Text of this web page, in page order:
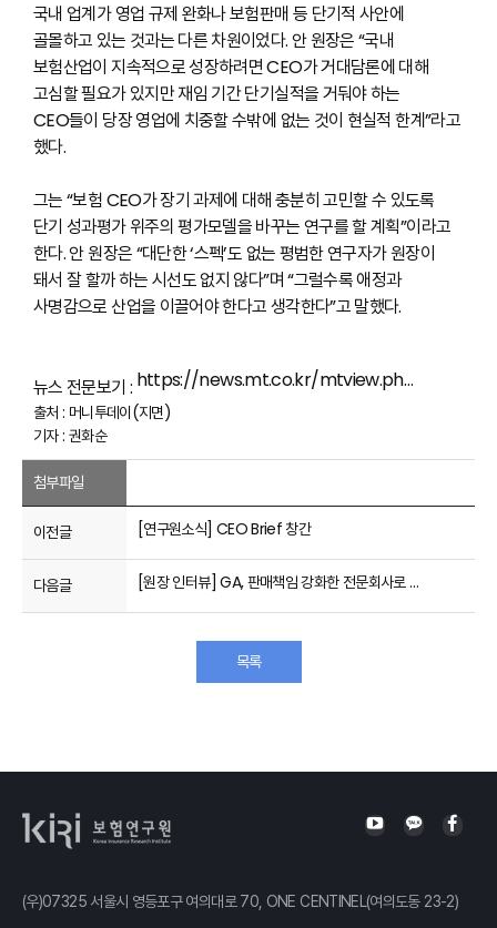
국내 업계가 영업 규제 완화나 보험판매 등 단기적 사안에
골몰하고 있는 것과는 다른 차원이었다. 안 원장은 “국내
보험산업이 지속적으로 성장하려면 CEO가 거대담론에 대해
고심할 필요가 있지만 재임 기간 단기실적을 거둬야 하는
CEO들이 당장 영업에 치중할 수밖에 없는 것이 현실적 한계”라고
했다.
그는 “보험 CEO가 장기 과제에 대해 충분히 고민할 수 있도록
단기 성과평가 위주의 평가모델을 바꾸는 연구를 할 계획”이라고
한다. 안 원장은 “대단한 ‘스펙’도 없는 평범한 연구자가 원장이
돼서 잘 할까 하는 시선도 없지 않다”며 “그럴수록 애정과
사명감으로 산업을 이끌어야 한다고 생각한다”고 말했다.
뉴스 전문보기 : https://news.mt.co.kr/mtview.php?no=2019062514341516651
출처 : 머니투데이(지면)
기자 : 권화순
첨부파일
이전글 [연구원소식] CEO Brief 창간
다음글 [원장 인터뷰] GA, 판매책임 강화한 전문회사로 거듭나야(매일경제)
목록
(우)07325 서울시 영등포구 여의대로 70, ONE CENTINEL(여의도동 23-2)